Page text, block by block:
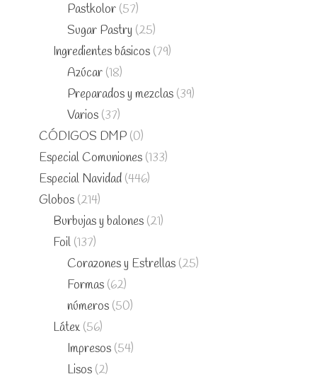
Pastkolor (57)
Sugar Pastry (25)
Ingredientes básicos (79)
Azúcar (18)
Preparados y mezclas (39)
Varios (37)
CÓDIGOS DMP (0)
Especial Comuniones (133)
Especial Navidad (446)
Globos (214)
Burbujas y balones (21)
Foil (137)
Corazones y Estrellas (25)
Formas (62)
números (50)
Látex (56)
Impresos (54)
Lisos (2)